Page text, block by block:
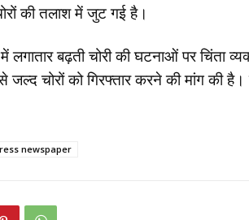
की तलाश में जुट गई है।
में लगातार बढ़ती चोरी की घटनाओं पर चिंता
चोरों को गिरफ्तार करने की मांग की
newspaper